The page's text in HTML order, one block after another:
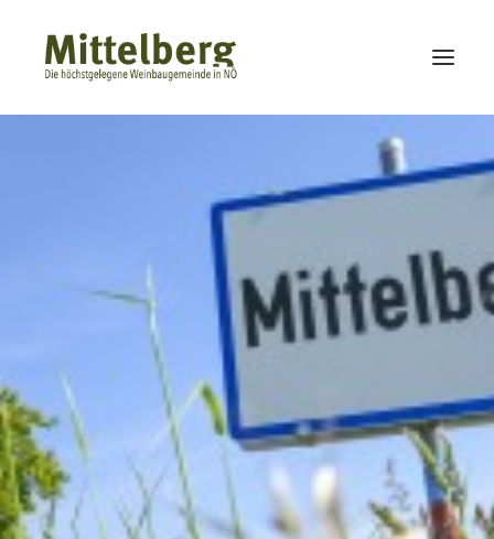
AUSFLUGSZIELE
FIRMEN
CHRONIK
BILDERGALERIE
KONTAKT